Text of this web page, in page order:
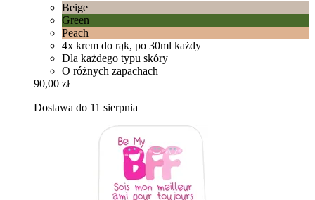
Beige
Green
Peach
4x krem do rąk, po 30ml każdy
Dla każdego typu skóry
O różnych zapachach
90,00 zł
Dostawa do 11 sierpnia